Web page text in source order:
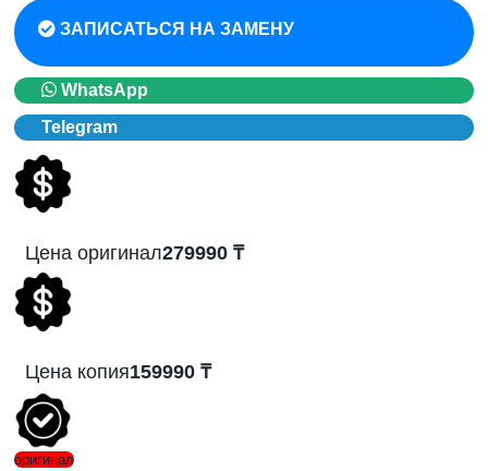
ЗАПИСАТЬСЯ НА ЗАМЕНУ
WhatsApp
Telegram
Цена оригинал279990 ₸
Цена копия159990 ₸
оригинал